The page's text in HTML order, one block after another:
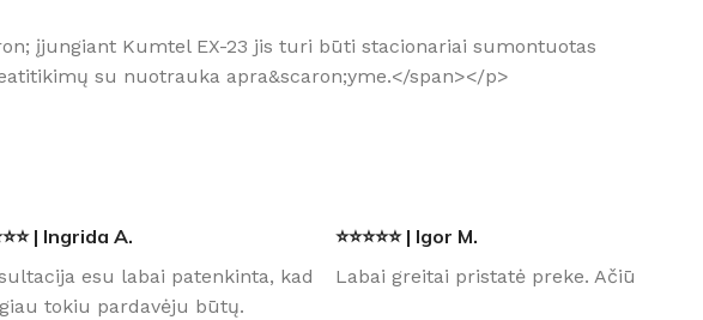
įjungiant Kumtel EX-23 jis turi būti stacionariai sumontuotas
su nuotrauka apra&scaron;yme.</span></p>
| Ingrida A.
esu labai patenkinta, kad
tokiu pardavėju būtų.
⭐⭐⭐⭐⭐ | Igor M.
Labai greitai pristatė preke. Ačiū